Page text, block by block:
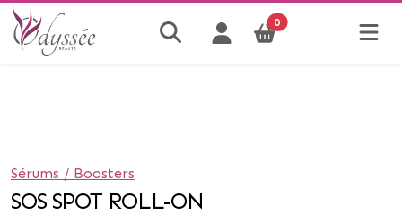
0
Sérums / Boosters
SOS SPOT ROLL-ON